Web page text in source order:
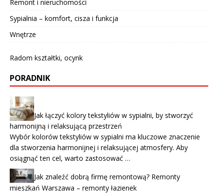
Remont i nieruchomości
Sypialnia – komfort, cisza i funkcja
Wnętrze
Radom kształtki, ocynk
PORADNIK
Jak łączyć kolory tekstyliów w sypialni, by stworzyć
harmonijną i relaksującą przestrzeń
Wybór kolorów tekstyliów w sypialni ma kluczowe znaczenie
dla stworzenia harmonijnej i relaksującej atmosfery. Aby
osiągnąć ten cel, warto zastosować …
Jak znaleźć dobrą firmę remontową? Remonty
mieszkań Warszawa – remonty łazienek